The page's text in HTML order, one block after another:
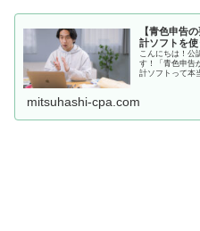
【青色申告
計ソフトを
こんにちは！公
す！「青色申告
計ソフトって本
mitsuhashi-cpa.com